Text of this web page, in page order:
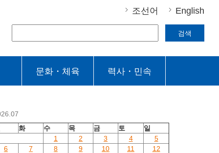
조선어 English
검색
문화・체육 력사・민속
화 수 목 금 토
일
1
2 3 4
5
6
7 8 9 10 11
12